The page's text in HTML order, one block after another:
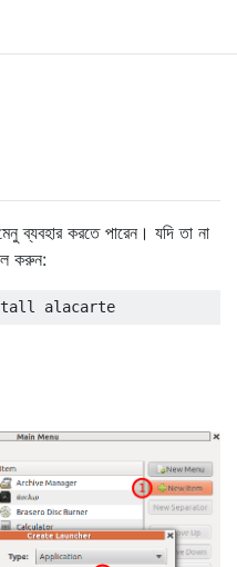
ব্যবহার করতে পারেন। যদি তা না
করুন: